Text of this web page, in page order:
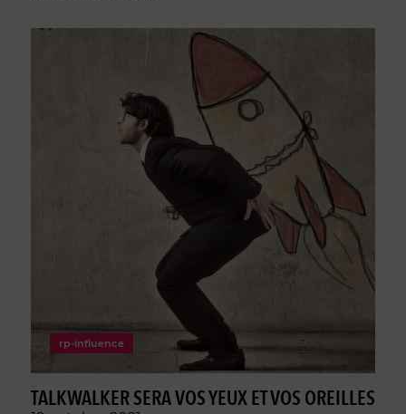
rp-influence
TALKWALKER SERA VOS YEUX ET VOS OREILLES